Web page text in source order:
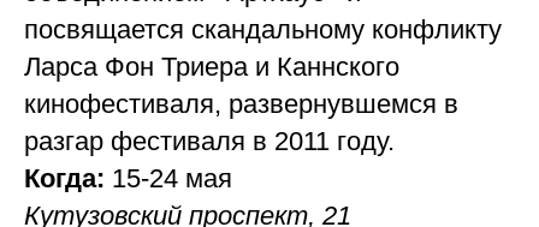
посвящается скандальному конфликту
Ларса Фон Триера и Каннского
кинофестиваля, развернувшемся в
разгар фестиваля в 2011 году.
Когда: 15-24 мая
Кутузовский проспект, 21